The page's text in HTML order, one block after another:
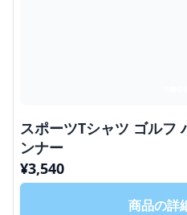
スポーツTシャツ ゴルフ
ンナー
¥3,540
商品の詳